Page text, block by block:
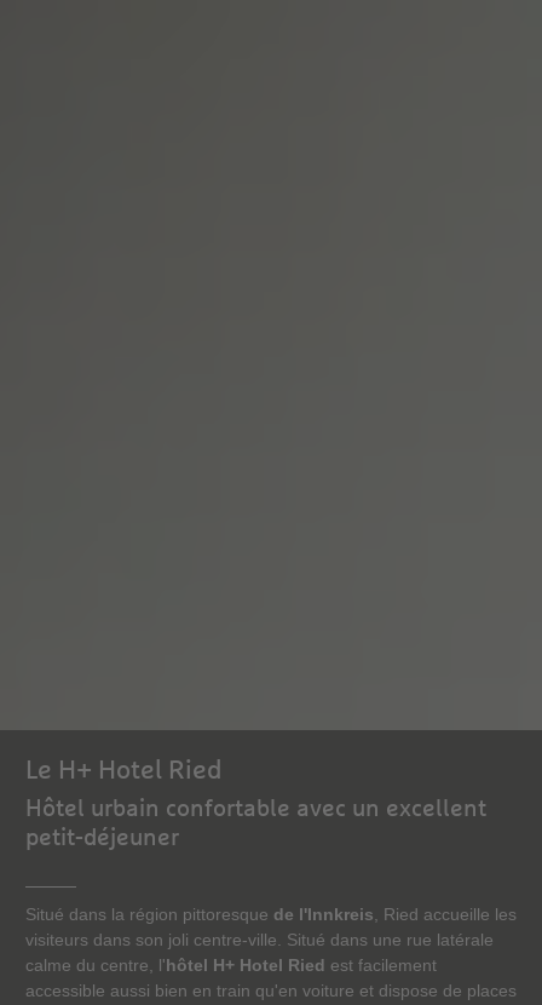
Le H+ Hotel Ried
Hôtel urbain confortable avec un excellent
petit-déjeuner
Situé dans la région pittoresque de l'Innkreis, Ried accueille les
visiteurs dans son joli centre-ville. Situé dans une rue latérale
calme du centre, l'hôtel H+ Hotel Ried est facilement
accessible aussi bien en train qu'en voiture et dispose de places